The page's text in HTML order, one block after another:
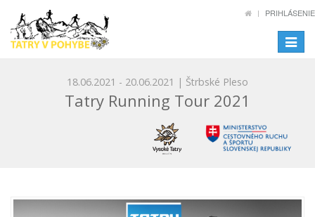
PRIHLÁSENIE
Toggle
18.06.2021 - 20.06.2021 | Štrbské Pleso
Tatry Running Tour 2021